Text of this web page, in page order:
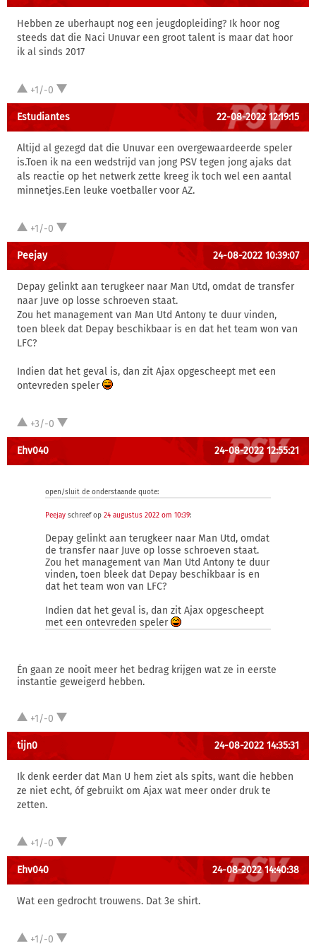
Hebben ze uberhaupt nog een jeugdopleiding? Ik hoor nog
steeds dat die Naci Unuvar een groot talent is maar dat hoor
ik al sinds 2017
+1/-0
Estudiantes 22-08-2022 12:19:15
Altijd al gezegd dat die Unuvar een overgewaardeerde speler
is.Toen ik na een wedstrijd van jong PSV tegen jong ajaks dat
als reactie op het netwerk zette kreeg ik toch wel een aantal
minnetjes.Een leuke voetballer voor AZ.
+1/-0
Peejay 24-08-2022 10:39:07
Depay gelinkt aan terugkeer naar Man Utd, omdat de transfer
naar Juve op losse schroeven staat.
Zou het management van Man Utd Antony te duur vinden,
toen bleek dat Depay beschikbaar is en dat het team won van
LFC?
Indien dat het geval is, dan zit Ajax opgescheept met een
ontevreden speler
+3/-0
Ehv040 24-08-2022 12:55:21
open/sluit de onderstaande quote:
Peejay schreef op 24 augustus 2022 om 10:39:
Depay gelinkt aan terugkeer naar Man Utd, omdat
de transfer naar Juve op losse schroeven staat.
Zou het management van Man Utd Antony te duur
vinden, toen bleek dat Depay beschikbaar is en
dat het team won van LFC?
Indien dat het geval is, dan zit Ajax opgescheept
met een ontevreden speler
Én gaan ze nooit meer het bedrag krijgen wat ze in eerste
instantie geweigerd hebben.
+1/-0
tijn0 24-08-2022 14:35:31
Ik denk eerder dat Man U hem ziet als spits, want die hebben
ze niet echt, óf gebruikt om Ajax wat meer onder druk te
zetten.
+1/-0
Ehv040 24-08-2022 14:40:38
Wat een gedrocht trouwens. Dat 3e shirt.
+1/-0